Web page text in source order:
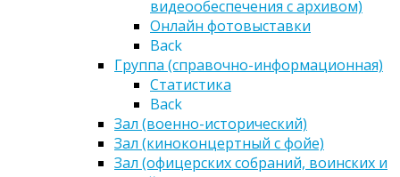
видеообеспечения с архивом)
Онлайн фотовыставки
Back
Группа (справочно-информационная)
Статистика
Back
Зал (военно-исторический)
Зал (киноконцертный с фойе)
Зал (офицерских собраний, воинских и